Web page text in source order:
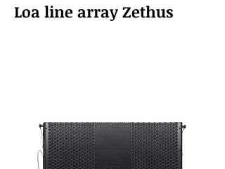
Loa line array Zethus